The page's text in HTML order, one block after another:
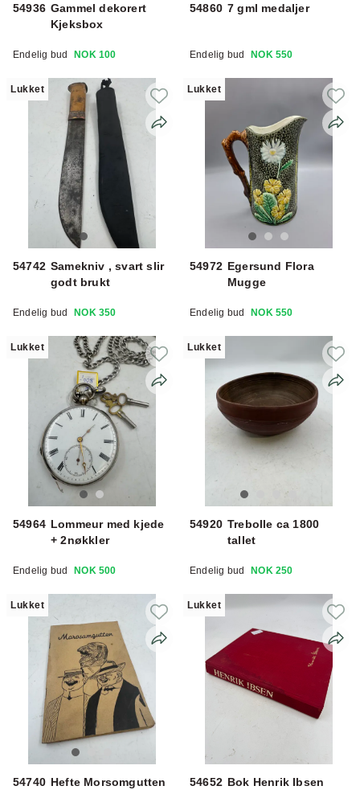
54936 Gammel dekorert
Kjeksbox
Endelig bud NOK 100
54860 7 gml medaljer
Endelig bud NOK 550
Lukket
54742 Samekniv , svart slir
godt brukt
Endelig bud NOK 350
Lukket
54972 Egersund Flora
Mugge
Endelig bud NOK 550
Lukket
54964 Lommeur med kjede
+ 2nøkkler
Endelig bud NOK 500
Lukket
54920 Trebolle ca 1800
tallet
Endelig bud NOK 250
Lukket
54740 Hefte Morsomgutten
Lukket
54652 Bok Henrik Ibsen